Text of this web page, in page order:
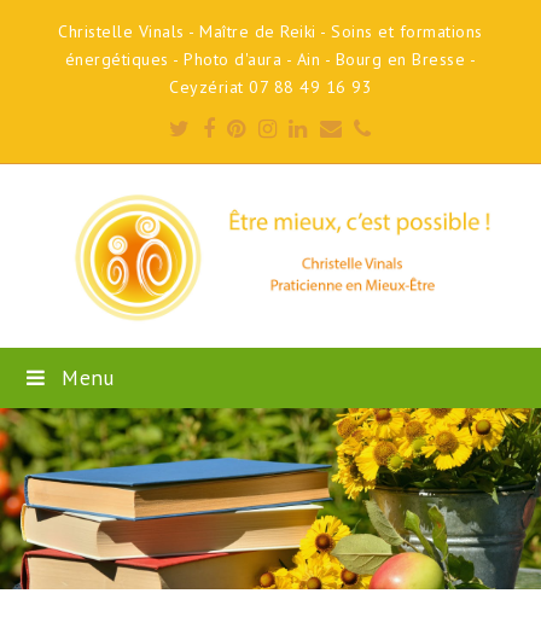
Christelle Vinals - Maître de Reiki - Soins et formations
énergétiques - Photo d'aura - Ain - Bourg en Bresse -
Ceyzériat 07 88 49 16 93
Twitter
Facebook
Pinterest
Instagram
LinkedIn
EmailPhone
Menu